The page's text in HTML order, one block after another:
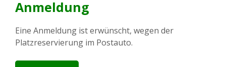
Anmeldung
Eine Anmeldung ist erwünscht, wegen der
Platzreservierung im Postauto.